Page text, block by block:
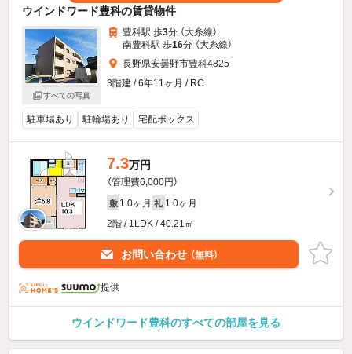
ウインドワード豊科の賃貸物件
すべての写真
豊科駅 歩3分 （大糸線）
南豊科駅 歩16分 （大糸線）
長野県安曇野市豊科4825
3階建 / 6年11ヶ月 / RC
駐車場あり 駐輪場あり 宅配ボックス
7.3万円
（管理費6,000円）
敷 1.0ヶ月 礼 1.0ヶ月
2階 / 1LDK / 40.21㎡
お問い合わせ （無料）
提供
ウインドワード豊科のすべての部屋を見る